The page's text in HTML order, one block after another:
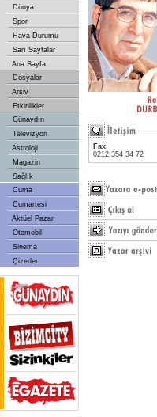
Dünya
Spor
Hava Durumu
Sarı Sayfalar
Ana Sayfa
Dosyalar
Arşiv
Etkinlikler
Günaydın
Televizyon
Astroloji
Magazin
Sağlık
Cuma
Cumartesi
Aktüel Pazar
Otomobil
Sinema
Çizerler
Fax:
0212 354 34 72